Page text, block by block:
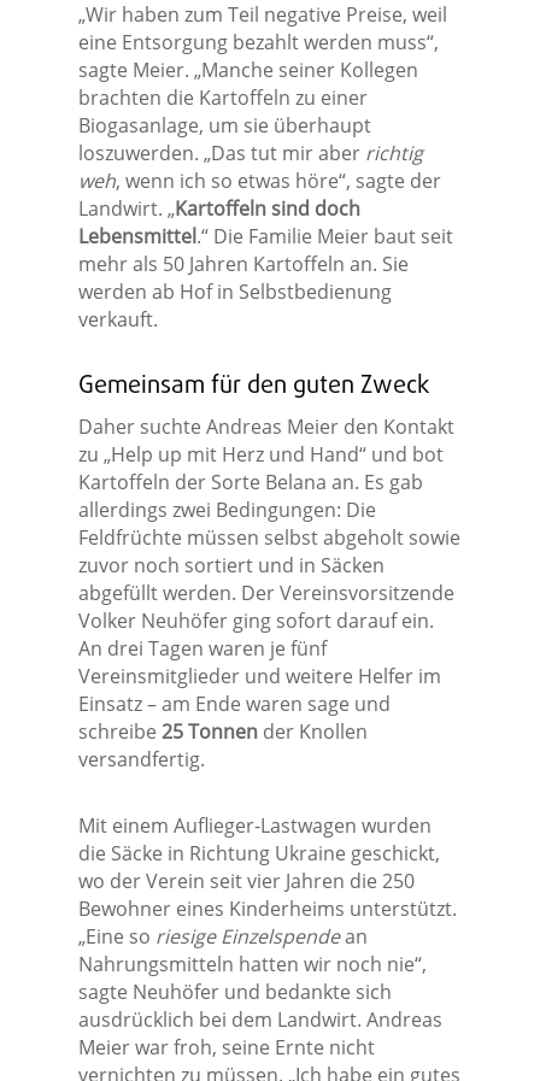
„Wir haben zum Teil negative Preise, weil
eine Entsorgung bezahlt werden muss“,
sagte Meier. „Manche seiner Kollegen
brachten die Kartoffeln zu einer
Biogasanlage, um sie überhaupt
loszuwerden. „Das tut mir aber richtig
weh, wenn ich so etwas höre“, sagte der
Landwirt. „Kartoffeln sind doch
Lebensmittel.“ Die Familie Meier baut seit
mehr als 50 Jahren Kartoffeln an. Sie
werden ab Hof in Selbstbedienung
verkauft.
Gemeinsam für den guten Zweck
Daher suchte Andreas Meier den Kontakt
zu „Help up mit Herz und Hand“ und bot
Kartoffeln der Sorte Belana an. Es gab
allerdings zwei Bedingungen: Die
Feldfrüchte müssen selbst abgeholt sowie
zuvor noch sortiert und in Säcken
abgefüllt werden. Der Vereinsvorsitzende
Volker Neuhöfer ging sofort darauf ein.
An drei Tagen waren je fünf
Vereinsmitglieder und weitere Helfer im
Einsatz – am Ende waren sage und
schreibe 25 Tonnender Knollen
versandfertig.
Mit einem Auflieger-Lastwagen wurden
die Säcke in Richtung Ukraine geschickt,
wo der Verein seit vier Jahren die 250
Bewohner eines Kinderheims unterstützt.
„Eine so riesige Einzelspendean
Nahrungsmitteln hatten wir noch nie“,
sagte Neuhöfer und bedankte sich
ausdrücklich bei dem Landwirt. Andreas
Meier war froh, seine Ernte nicht
vernichten zu müssen. „Ich habe ein gutes